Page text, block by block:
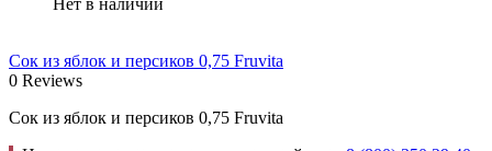
Сок из яблок и персиков 0,75 Fruvita
0 Reviews
Сок из яблок и персиков 0,75 Fruvita